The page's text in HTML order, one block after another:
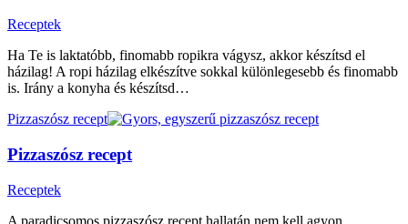
Receptek
Ha Te is laktatóbb, finomabb ropikra vágysz, akkor készítsd el
házilag! A ropi házilag elkészítve sokkal különlegesebb és finomabb
is. Irány a konyha és készítsd…
Pizzaszósz recept
Pizzaszósz recept
Receptek
A paradicsomos pizzaszósz recept hallatán nem kell agyon